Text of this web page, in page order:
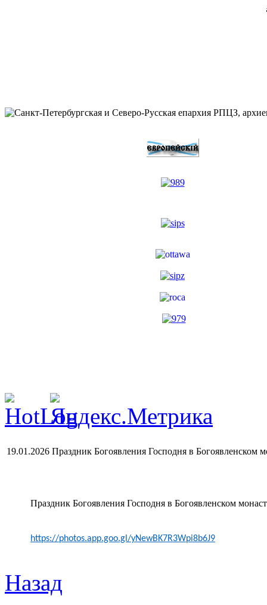
19.01.2026 Праздник Богоявления Господня в Богоявленском
Праздник Богоявления Господня в Богоявленском
https://photos.app.goo.gl/yNewBK7R3Wpi8b6J9
Назад